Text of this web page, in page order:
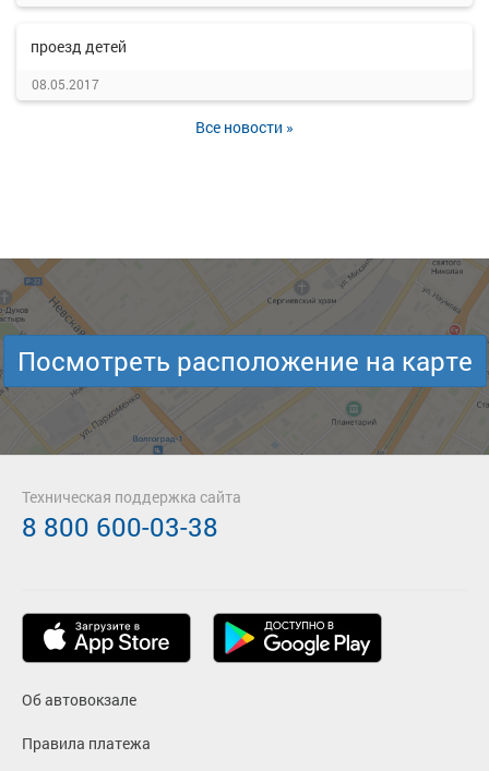
проезд детей
08.05.2017
Все новости »
Посмотреть расположение на карте
Об автовокзале
Правила платежа
Техническая поддержка сайта
8 800 600-03-38